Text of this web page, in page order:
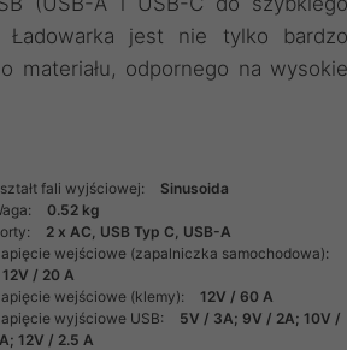
jest nie tylko bardzo
materiału, odpornego na wysokie
fali wyjściowej:
Sinusoida
0.52 kg
2 x AC, USB Typ C, USB-A
wejściowe (zapalniczka samochodowa):
12V / 20 A
wejściowe (klemy):
12V / 60 A
wyjściowe USB:
5V / 3A; 9V / 2A; 10V /
12V / 2.5 A